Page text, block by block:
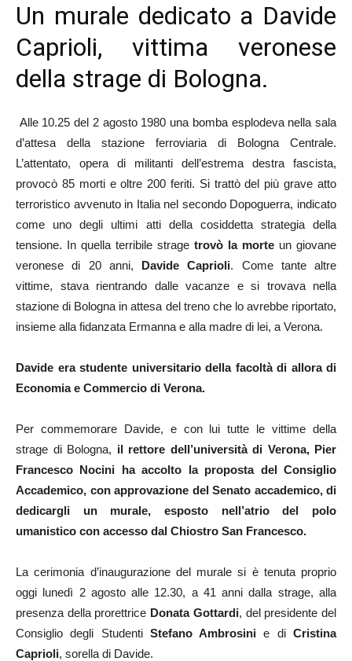
Un murale dedicato a Davide
Caprioli, vittima veronese
della strage di Bologna.
Alle 10.25 del 2 agosto 1980 una bomba esplodeva nella sala
d’attesa della stazione ferroviaria di Bologna Centrale.
L’attentato, opera di militanti dell’estrema destra fascista,
provocò 85 morti e oltre 200 feriti. Si trattò del più grave atto
terroristico avvenuto in Italia nel secondo Dopoguerra, indicato
come uno degli ultimi atti della cosiddetta strategia della
tensione. In quella terribile strage trovò la morte un giovane
veronese di 20 anni, Davide Caprioli. Come tante altre
vittime, stava rientrando dalle vacanze e si trovava nella
stazione di Bologna in attesa del treno che lo avrebbe riportato,
insieme alla fidanzata Ermanna e alla madre di lei, a Verona.
Davide era studente universitario della facoltà di allora di
Economia e Commercio di Verona.
Per commemorare Davide, e con lui tutte le vittime della
strage di Bologna, il rettore dell’università di Verona, Pier
Francesco Nocini ha accolto la proposta del Consiglio
Accademico, con approvazione del Senato accademico, di
dedicargli un murale, esposto nell’atrio del polo
umanistico con accesso dal Chiostro San Francesco.
La cerimonia d’inaugurazione del murale si è tenuta proprio
oggi lunedì 2 agosto alle 12.30, a 41 anni dalla strage, alla
presenza della prorettrice Donata Gottardi, del presidente del
Consiglio degli Studenti Stefano Ambrosini e diCristina
Caprioli, sorella di Davide.